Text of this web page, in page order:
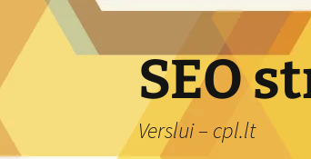
content
SEO
Verslui – cpl.lt